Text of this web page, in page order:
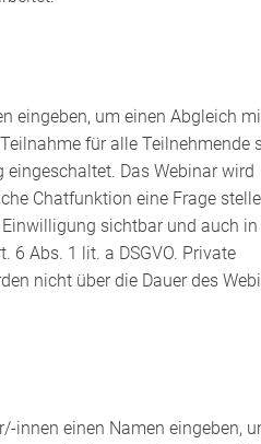
eingeben, um einen Abgleich
für alle Teilnehmende
Das Webinar wird
Chatfunktion eine Frage
sichtbar und auch in
6 Abs. 1 lit. a DSGVO. Private
nicht über die Dauer des
innen einen Namen eingeben,